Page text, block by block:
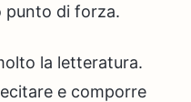
punto di forza.
la letteratura.
e comporre